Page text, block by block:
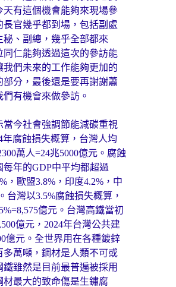
天有這個機會能夠來現場參
長官幾乎都到場，包括副處
、副總，幾乎全部都來
同仁能夠透過這次的參訪能
我們未來的工作能夠更加的
部分，最後還是要再謝謝蕭
有機會來做參訪。
當今社會強調節能減碳重視
年腐蝕損失概算，台灣人均
萬人=24兆5000億元。腐蝕
年的GDP中平均都超過
，歐盟3.8%，印度4.2%，中
台灣以3.5%腐蝕損失概算，
億元。台灣高鐵當初
億元，2024年台灣公共建
億元。全世界用在各種鍍鋅
多萬噸，鋼材是人類不可或
雖然是目前最普遍被採用
材最大的致命傷是生鏽腐